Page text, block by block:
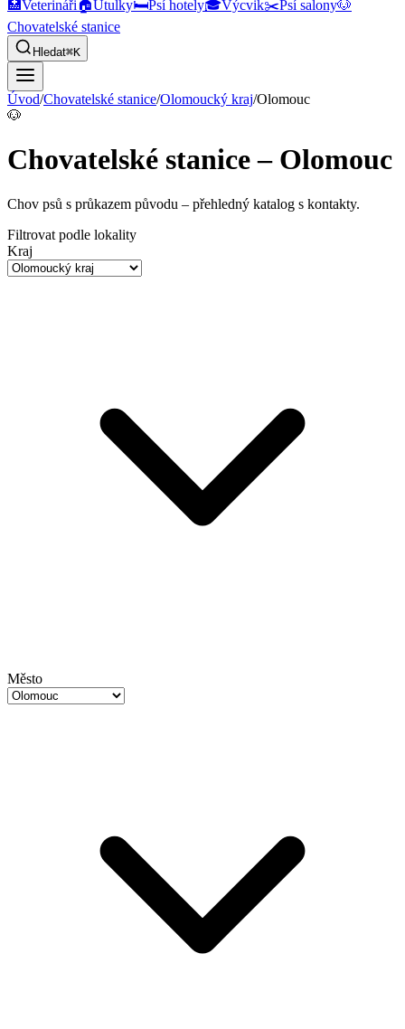
🏥Veterináři🏠Útulky🛏️Psí hotely🎓Výcvik✂️Psí salony🐶
Chovatelské stanice
Hledat⌘K
Úvod/Chovatelské stanice/Olomoucký kraj/Olomouc
🐶
Chovatelské stanice – Olomouc
Chov psů s průkazem původu – přehledný katalog s kontakty.
Filtrovat podle lokality
Kraj
Město